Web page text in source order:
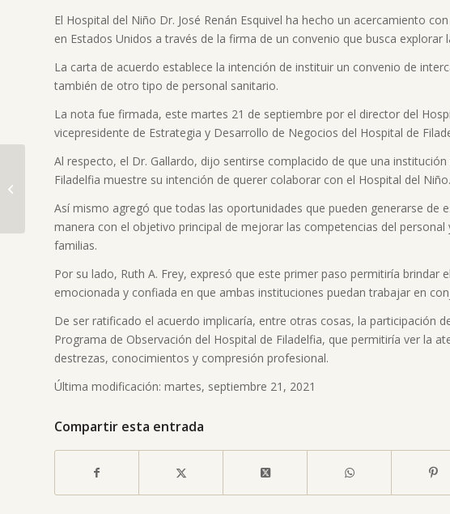
El Hospital del Niño Dr. José Renán Esquivel ha hecho un acercamiento
en Estados Unidos a través de la firma de un convenio que busca
La carta de acuerdo establece la intención de instituir un convenio de
también de otro tipo de personal sanitario.
La nota fue firmada, este martes 21 de septiembre por el director del
vicepresidente de Estrategia y Desarrollo de Negocios del Hospital de
Al respecto, el Dr. Gallardo, dijo sentirse complacido de que una
Filadelfia muestre su intención de querer colaborar con el Hospital del Niño.
Así mismo agregó que todas las oportunidades que pueden generarse
manera con el objetivo principal de mejorar las competencias del
familias.
Por su lado, Ruth A. Frey, expresó que este primer paso permitiría
emocionada y confiada en que ambas instituciones puedan trabajar en
De ser ratificado el acuerdo implicaría, entre otras cosas, la participación
Programa de Observación del Hospital de Filadelfia, que permitiría ver la
destrezas, conocimientos y compresión profesional.
Última modificación: martes, septiembre 21, 2021
Compartir esta entrada
aumento de casos de
cáncer infantil